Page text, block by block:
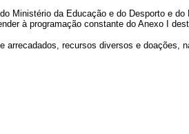
Ministério da Educação e do Desporto e do
à programação constante do Anexo I
recursos diversos e doações,